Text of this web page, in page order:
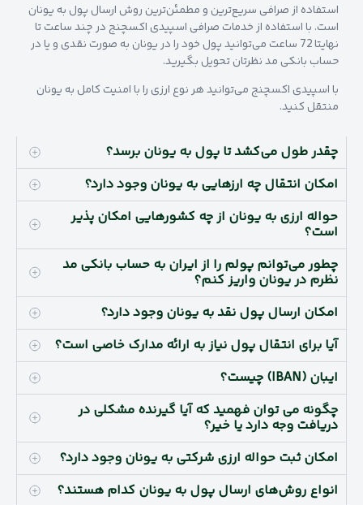
استفاده از صرافی سریع‌ترین و مطمئن‌ترین روش ارسال پول به یونان
است. با استفاده از خدمات صرافی اسپیدی اکسچنج در چند ساعت تا
نهایتا 72 ساعت می‌توانید پول خود را در یونان به صورت نقدی و یا در
حساب بانکی مد نظرتان تحویل بگیرید.
با اسپیدی اکسچنج می‌توانید هر نوع ارزی را با امنیت کامل به یونان
منتقل کنید.
چقدر طول می‌کشد تا پول به یونان برسد؟
امکان انتقال چه ارزهایی به یونان وجود دارد؟
حواله ارزی به یونان از چه کشورهایی امکان پذیر
است؟
چطور می‌توانم پولم را از ایران به حساب بانکی مد
نظرم در یونان واریز کنم؟
امکان ارسال پول نقد به یونان وجود دارد؟
آیا برای انتقال پول نیاز به ارائه مدارک خاصی است؟
ایبان (IBAN) چیست؟
چگونه می توان فهمید که آیا گیرنده مشکلی در
دریافت وجه دارد یا خیر؟
امکان ثبت حواله ارزی شرکتی به یونان وجود دارد؟
انواع روش‌های ارسال پول به یونان کدام هستند؟